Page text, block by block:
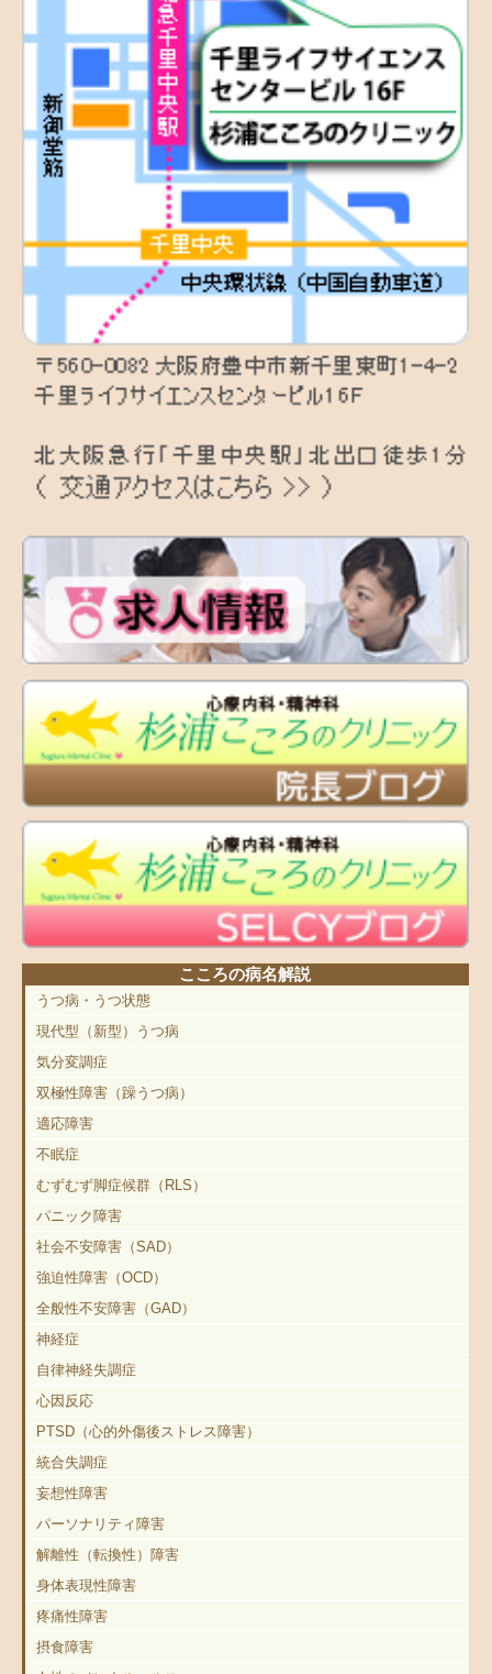
こころの病名解説
うつ病・うつ状態
現代型（新型）うつ病
気分変調症
双極性障害（躁うつ病）
適応障害
不眠症
むずむず脚症候群（RLS）
パニック障害
社会不安障害（SAD）
強迫性障害（OCD）
全般性不安障害（GAD）
神経症
自律神経失調症
心因反応
PTSD（心的外傷後ストレス障害）
統合失調症
妄想性障害
パーソナリティ障害
解離性（転換性）障害
身体表現性障害
疼痛性障害
摂食障害